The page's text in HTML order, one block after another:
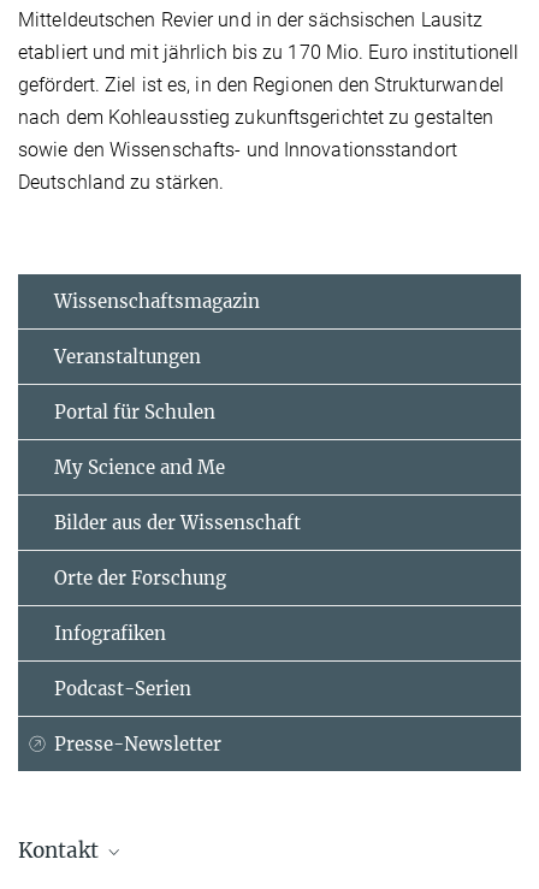
Mitteldeutschen Revier und in der sächsischen Lausitz
etabliert und mit jährlich bis zu 170 Mio. Euro institutionell
gefördert. Ziel ist es, in den Regionen den Strukturwandel
nach dem Kohleausstieg zukunftsgerichtet zu gestalten
sowie den Wissenschafts- und Innovationsstandort
Deutschland zu stärken.
Wissenschaftsmagazin
Veranstaltungen
Portal für Schulen
My Science and Me
Bilder aus der Wissenschaft
Orte der Forschung
Infografiken
Podcast-Serien
Presse-Newsletter
Kontakt